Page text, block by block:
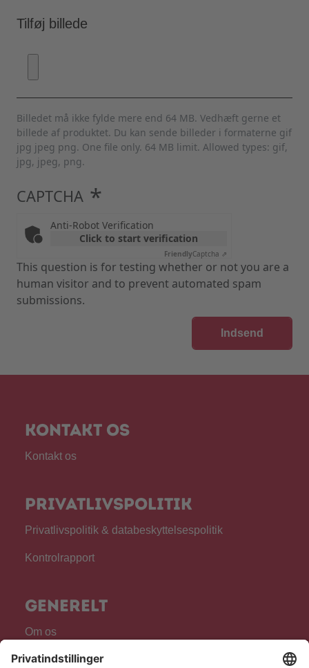
Tilføj billede
Billedet må ikke fylde mere end 64 MB. Vedhæft gerne et
billede af produktet. Du kan sende billeder i formaterne gif
jpg jpeg png. One file only. 64 MB limit. Allowed types: gif,
jpg, jpeg, png.
CAPTCHA
Anti-Robot Verification
Click to start verification
FriendlyCaptcha ⇗
This question is for testing whether or not you are a
human visitor and to prevent automated spam
submissions.
Kontakt os
Kontakt os
Privatlivspolitik
Privatlivspolitik & databeskyttelsespolitik
Kontrolrapport
Generelt
Om os
Produkter